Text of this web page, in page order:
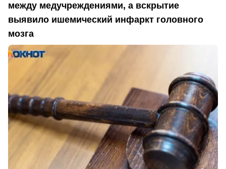
между медучреждениями, а вскрытие
выявило ишемический инфаркт головного
мозга